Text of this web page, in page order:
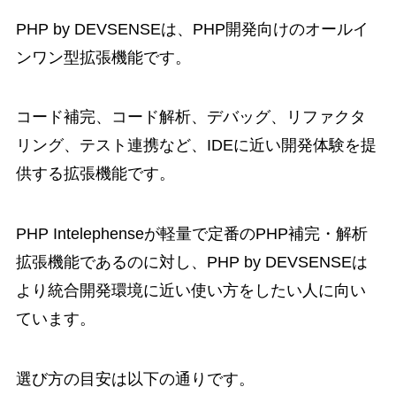
PHP by DEVSENSEは、PHP開発向けのオールイ
ンワン型拡張機能です。
コード補完、コード解析、デバッグ、リファクタ
リング、テスト連携など、IDEに近い開発体験を提
供する拡張機能です。
PHP Intelephenseが軽量で定番のPHP補完・解析
拡張機能であるのに対し、PHP by DEVSENSEは
より統合開発環境に近い使い方をしたい人に向い
ています。
選び方の目安は以下の通りです。